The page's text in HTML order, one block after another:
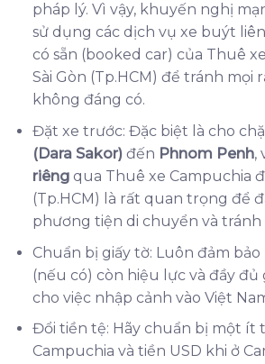
pháp lý. Vì vậy, khuyến nghị
sử dụng các dịch vụ xe buýt
có sẵn (booked car) của Thuê
Sài Gòn (Tp.HCM) để tránh mọi
không đáng có.
Đặt xe trước: Đặc biệt là cho
(Dara Sakor)đến Phnom Penh,
riêngqua Thuê xe Campuchia
(Tp.HCM) là rất quan trọng để
phương tiện di chuyển và tránh
Chuẩn bị giấy tờ: Luôn đảm bảo
(nếu có) còn hiệu lực và đầy đủ
cho việc nhập cảnh vào Việt
Đổi tiền tệ: Hãy chuẩn bị một ít
Campuchia và tiền USD khi ở